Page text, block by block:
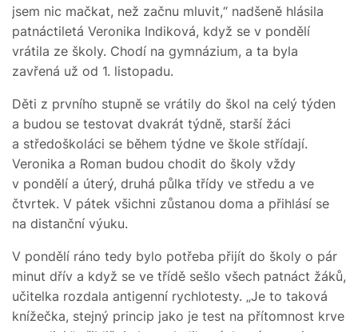
jsem nic mačkat, než začnu mluvit,“ nadšeně hlásila
patnáctiletá Veronika Indiková, když se v pondělí
vrátila ze školy. Chodí na gymnázium, a ta byla
zavřená už od 1. listopadu.
Děti z prvního stupně se vrátily do škol na celý týden
a budou se testovat dvakrát týdně, starší žáci
a středoškoláci se během týdne ve škole střídají.
Veronika a Roman budou chodit do školy vždy
v pondělí a úterý, druhá půlka třídy ve středu a ve
čtvrtek. V pátek všichni zůstanou doma a přihlásí se
na distanční výuku.
V pondělí ráno tedy bylo potřeba přijít do školy o pár
minut dřív a když se ve třídě sešlo všech patnáct žáků,
učitelka rozdala antigenní rychlotesty. „Je to taková
knížečka, stejný princip jako je test na přítomnost krve